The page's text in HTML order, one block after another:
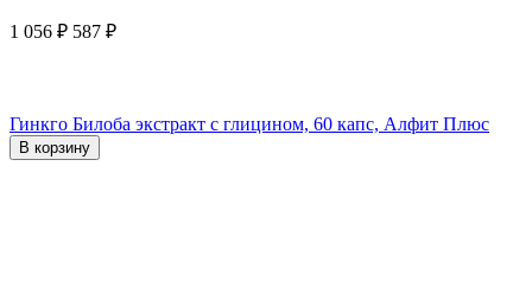
1 056 ₽ 587 ₽
Гинкго Билоба экстракт с глицином, 60 капс, Алфит Плюс
В корзину